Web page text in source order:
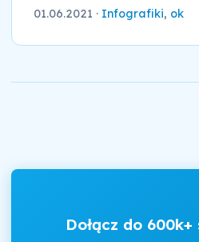
01.06.2021 · Infografiki, ok
Dołącz do 600k+